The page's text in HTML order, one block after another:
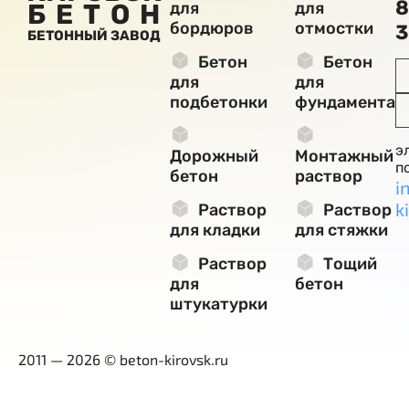
БЕТОН
БЕТОННЫЙ ЗАВОД
для
бордюров
для
отмостки
Бетон
для
подбетонки
Бетон
для
фундамента
Дорожный
бетон
Монтажный
раствор
Раствор
для кладки
Раствор
для стяжки
Раствор
для
штукатурки
Тощий
бетон
2011 — 2026 © beton-kirovsk.ru